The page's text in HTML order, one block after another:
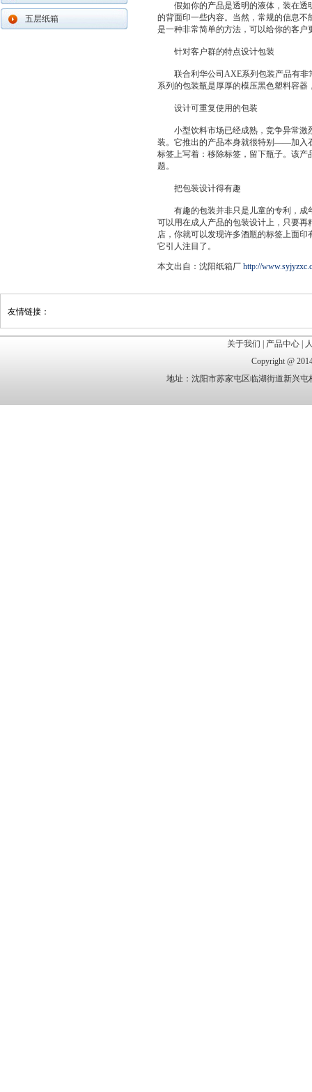
五层纸箱
假如你的产品是透明的液体，装在透
的背面印一些内容。当然，常规的信息
是一种非常简单的方法，可以给你的客户
针对客户群的特点设计包装
联合利华公司AXE系列包装产品有非
系列的包装瓶是厚厚的模压黑色塑料容
设计可重复使用的包装
小型饮料市场已经成熟，竞争异常激
装。它推出的产品本身就很特别——加入
标签上写着：移除标签，留下瓶子。该
题。
把包装设计得有趣
有趣的包装并非只是儿童的专利，成
可以用在成人产品的包装设计上，只要
店，你就可以发现许多酒瓶的标签上面
它引人注目了。
本文出自：沈阳纸箱厂 http://
友情链接：
关于我们 产品中心
Copyright @
地址：沈阳市苏家屯区临湖街道新兴屯